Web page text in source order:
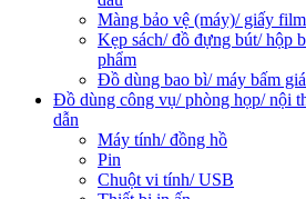
Màng bảo vệ (máy)/ giấy
Kẹp sách/ đồ đựng bút/ hộp
phẩm
Đồ dùng bao bì/ máy bấm
Đồ dùng công vụ/ phòng họp/ nội
dẫn
Máy tính/ đồng hồ
Pin
Chuột vi tính/ USB